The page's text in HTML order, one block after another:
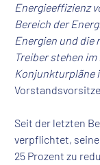
Energieeffizienz
Bereich der
Energien und die
Treiber stehen
Konjunkturpläne
Seit der letzten
verpflichtet,
25 Prozent zu